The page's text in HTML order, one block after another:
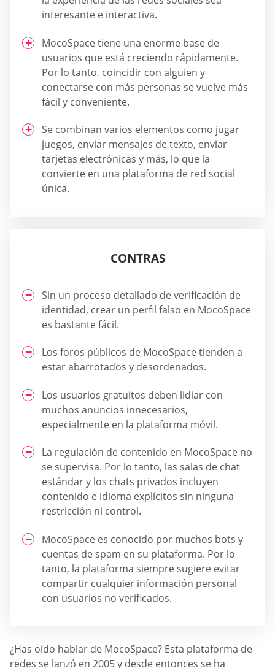
interesante e interactiva.
MocoSpace tiene una enorme base de
usuarios que está creciendo rápidamente.
Por lo tanto, coincidir con alguien y
conectarse con más personas se vuelve más
fácil y conveniente.
Se combinan varios elementos como jugar
juegos, enviar mensajes de texto, enviar
tarjetas electrónicas y más, lo que la
convierte en una plataforma de red social
única.
CONTRAS
Sin un proceso detallado de verificación de
identidad, crear un perfil falso en MocoSpace
es bastante fácil.
Los foros públicos de MocoSpace tienden a
estar abarrotados y desordenados.
Los usuarios gratuitos deben lidiar con
muchos anuncios innecesarios,
especialmente en la plataforma móvil.
La regulación de contenido en MocoSpace no
se supervisa. Por lo tanto, las salas de chat
estándar y los chats privados incluyen
contenido e idioma explícitos sin ninguna
restricción ni control.
MocoSpace es conocido por muchos bots y
cuentas de spam en su plataforma. Por lo
tanto, la plataforma siempre sugiere evitar
compartir cualquier información personal
con usuarios no verificados.
¿Has oído hablar de MocoSpace? Esta plataforma de
redes se lanzó en 2005 y desde entonces se ha